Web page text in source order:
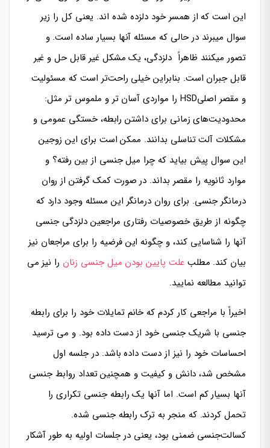
این است که از همسر خود دلزده شده اند. یعنی کل را زیر
سوال میبرند در حالی که مسئله آنها بسیار ساده است. و
تصور میکنند ظاهراً دلزدگی، یک مشکل غیر قابل حل و غیر
قابل جبران است. بنابراین خیلی راحت‌تر است که مسئولیت
و مقصر اصلیHSD را مواردی آسان تر و ملموس تر مثل:
محدودیت‌های زمانی برای داشتن رابطه، خستگی عمومی و
مشکلات آلت تناسلی بدانند. ممکن است برای این زوجین
این سوال پیش بیاید که چرا میل جنسی از بین رفته؟ و
موارد ثانویه را مقصر بداند. در صورت کمک گرفتن از روان
درمانگر جنسی. برای روان درمانگر این مسئله وجود دارد که
چگونه از طریق خصوصیات رفتاری مراجعین دلزدگی جنسی
آنها را شناسایی کند، و چگونه این فرضیه را برای مراجعان نیز
بیان کند. مطلبعلت پایین بودن میل جنسی زنان را نیز می
توانید مطالعه نمایید.
اخیراً با مراجعی کار کردم که خانم تمایلات خود را برای رابطه
جنسی با شریک جنسی خود از دست داده بود. و می ترسید
احساسات خود را نیز از دست داده باشد. در جلسه اول
مشخص شد، دانش و کیفیت و همچنین تعداد روابط جنسی
آنها بسیار کم است. اما آنها یک رابطه جنسی تکراری را
تحمل کردند. که منجر به ترک رابطه جنسی شده.
کسالت‌جنسی ضمنی بود، یعنی در جلسات اولیه به طور آشکار